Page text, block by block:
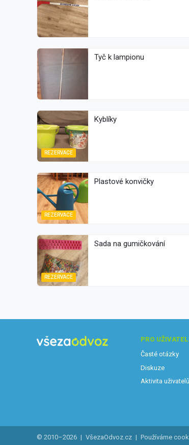
Tyč k lampionu
REZERVACE
Kyblíky
REZERVACE
Plastové konvičky
REZERVACE
Sada na gumičkování
PRO
Časté otázky
Diskuze
Aktivita uživatelů
© 2010–2026 | VšezaOdvoz.cz | Používáme